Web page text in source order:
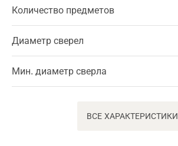
Количество предметов
Диаметр сверел
Мин. диаметр сверла
ВСЕ ХАРАКТЕРИСТИКИ